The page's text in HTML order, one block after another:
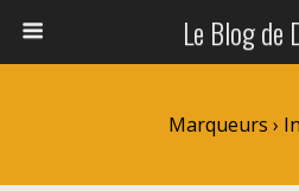
Le Blog de
Marqueurs ›